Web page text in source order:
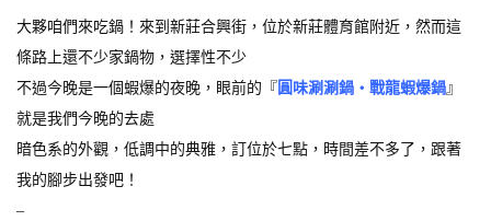
大夥咱們來吃鍋！來到新莊合興街，位於新莊體育館附近，然而這
條路上還不少家鍋物，選擇性不少
不過今晚是一個蝦爆的夜晚，眼前的『 圓味涮涮鍋‧戰龍蝦爆鍋 』
就是我們今晚的去處
暗色系的外觀，低調中的典雅，訂位於七點，時間差不多了，跟著
我的腳步出發吧！
–